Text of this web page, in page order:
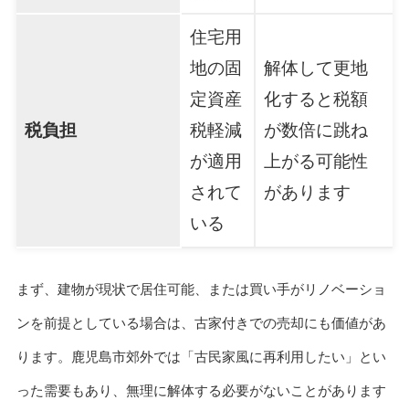
税負担
住宅用
地の固
定資産
税軽減
が適用
されて
いる
解体して更地
化すると税額
が数倍に跳ね
上がる可能性
があります
まず、建物が現状で居住可能、または買い手がリノベーショ
ンを前提としている場合は、古家付きでの売却にも価値があ
ります。鹿児島市郊外では「古民家風に再利用したい」とい
った需要もあり、無理に解体する必要がないことがあります